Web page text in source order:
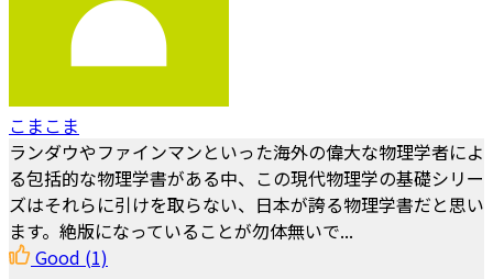
こまこま
ランダウやファインマンといった海外の偉大な物理学者によ
る包括的な物理学書がある中、この現代物理学の基礎シリー
ズはそれらに引けを取らない、日本が誇る物理学書だと思い
ます。絶版になっていることが勿体無いで...
Good (1)